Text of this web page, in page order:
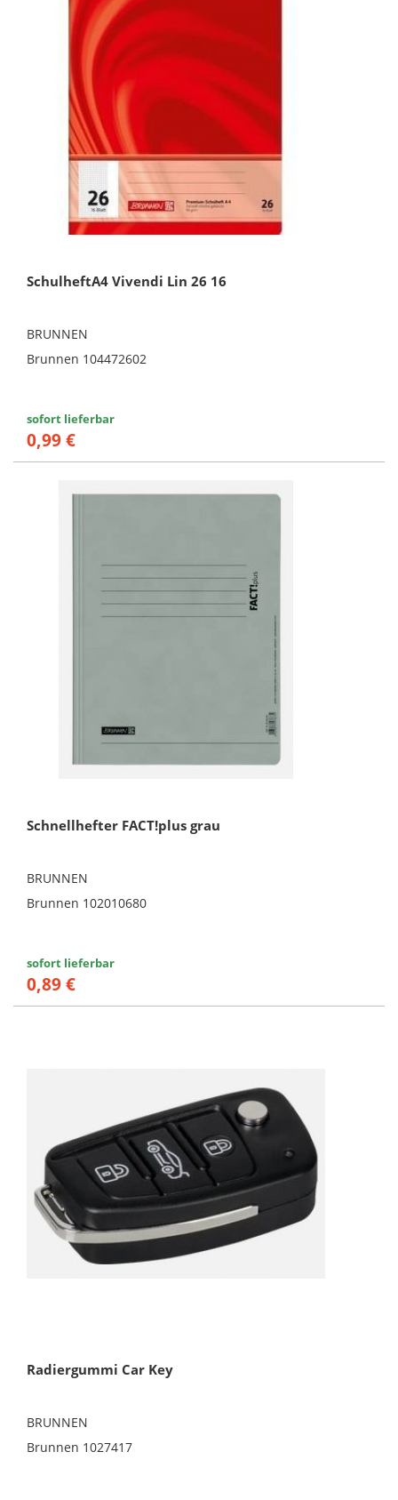
SchulheftA4 Vivendi Lin 26 16
BRUNNEN
Brunnen 104472602
sofort lieferbar
0,99 €
Schnellhefter FACT!plus grau
BRUNNEN
Brunnen 102010680
sofort lieferbar
0,89 €
Radiergummi Car Key
BRUNNEN
Brunnen 1027417